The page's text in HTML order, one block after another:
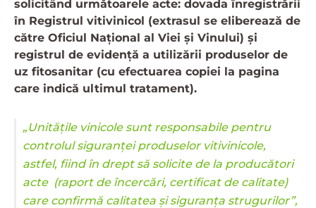
solicitând următoarele acte: dovada înregistrării
în Registrul vitivinicol (extrasul se eliberează de
către Oficiul Național al Viei și Vinului) și
registrul de evidență a utilizării produselor de
uz fitosanitar (cu efectuarea copiei la pagina
care indică ultimul tratament).
„Unitățile vinicole sunt responsabile pentru
controlul siguranței produselor vitivinicole,
astfel, fiind în drept să solicite de la producători
acte (raport de încercări, certificat de calitate)
care confirmă calitatea și siguranța strugurilor”,